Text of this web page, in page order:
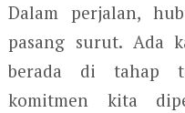
Dalam perjalan,
pasang surut. Ada
berada di tahap
komitmen kita